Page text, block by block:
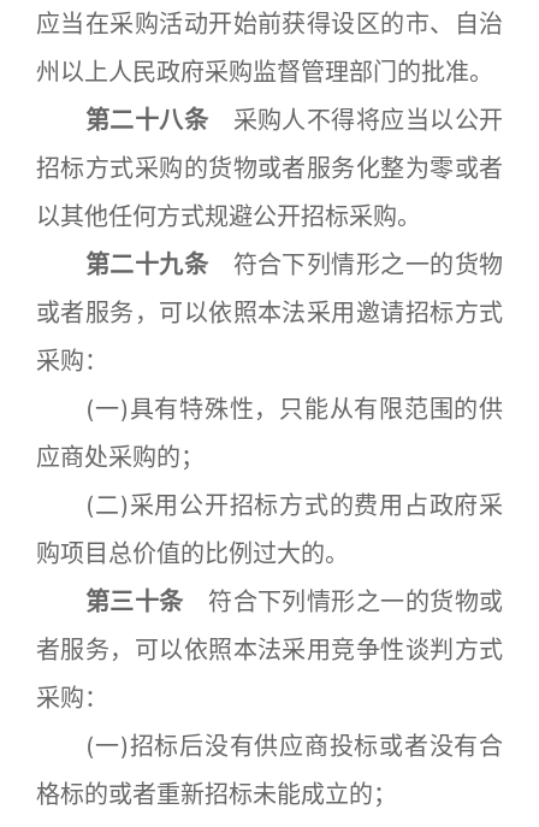
应当在采购活动开始前获得设区的市、自治
州以上人民政府采购监督管理部门的批准。
第二十八条 采购人不得将应当以公开
招标方式采购的货物或者服务化整为零或者
以其他任何方式规避公开招标采购。
第二十九条 符合下列情形之一的货物
或者服务，可以依照本法采用邀请招标方式
采购：
(一)具有特殊性，只能从有限范围的供
应商处采购的；
(二)采用公开招标方式的费用占政府采
购项目总价值的比例过大的。
第三十条 符合下列情形之一的货物或
者服务，可以依照本法采用竞争性谈判方式
采购：
(一)招标后没有供应商投标或者没有合
格标的或者重新招标未能成立的；